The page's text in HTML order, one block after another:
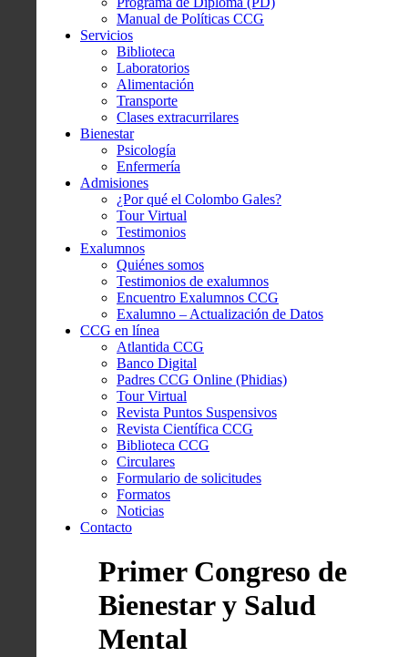
Manual de Políticas CCG
Servicios
Biblioteca
Laboratorios
Alimentación
Transporte
Clases extracurrilares
Bienestar
Psicología
Enfermería
Admisiones
¿Por qué el Colombo Gales?
Tour Virtual
Testimonios
Exalumnos
Quiénes somos
Testimonios de exalumnos
Encuentro Exalumnos CCG
Exalumno – Actualización de Datos
CCG en línea
Atlantida CCG
Banco Digital
Padres CCG Online (Phidias)
Tour Virtual
Revista Puntos Suspensivos
Revista Científica CCG
Biblioteca CCG
Circulares
Formulario de solicitudes
Formatos
Noticias
Contacto
Primer Congreso de
Bienestar y Salud
Mental